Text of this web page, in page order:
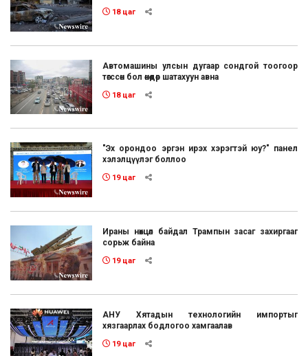
18 цаг
Автомашины улсын дугаар сондгой тоогоор
төгссөн бол өнөөдөр шатахуун авна
18 цаг
"Эх орондоо эргэн ирэх хэрэгтэй юу?" панел
хэлэлцүүлэг боллоо
19 цаг
Ираны нөхцөл байдал Трампын засаг захиргааг
сорьж байна
19 цаг
АНУ Хятадын технологийн импортыг
хязгаарлах бодлогоо хамгаалав
19 цаг